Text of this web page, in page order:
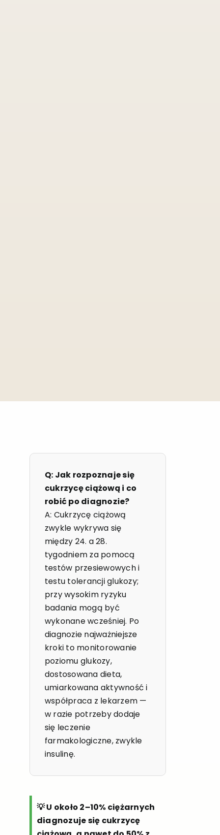
Q: Jak rozpoznaje się
cukrzycę ciążową i co
robić po diagnozie?
A: Cukrzycę ciążową
zwykle wykrywa się
między 24. a 28.
tygodniem za pomocą
testów przesiewowych i
testu tolerancji glukozy;
przy wysokim ryzyku
badania mogą być
wykonane wcześniej. Po
diagnozie najważniejsze
kroki to monitorowanie
poziomu glukozy,
dostosowana dieta,
umiarkowana aktywność i
współpraca z lekarzem —
w razie potrzeby dodaje
się leczenie
farmakologiczne, zwykle
insulinę.
💡 U około 2–10% ciężarnych
diagnozuje się cukrzycę